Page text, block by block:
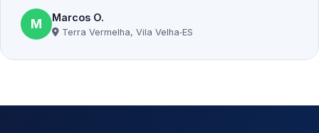
M Marcos O.
Terra Vermelha, Vila Velha‑ES